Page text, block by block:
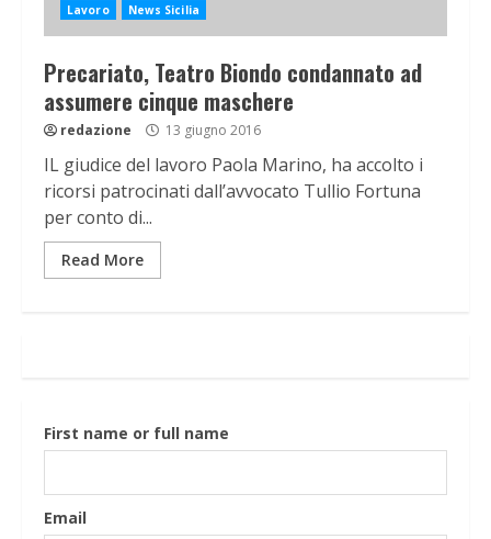
Lavoro News Sicilia
Precariato, Teatro Biondo condannato ad
assumere cinque maschere
redazione 13 giugno 2016
IL giudice del lavoro Paola Marino, ha accolto i
ricorsi patrocinati dall’avvocato Tullio Fortuna
per conto di...
Read More
First name or full name
Email